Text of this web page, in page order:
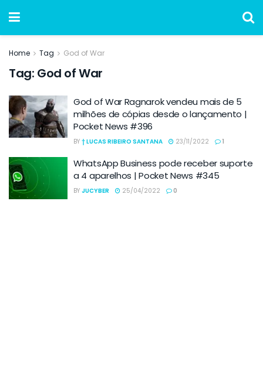
Home Tag God of War
Tag: God of War
God of War Ragnarok vendeu mais de 5
milhões de cópias desde o lançamento |
Pocket News #396
BY † LUCAS RIBEIRO SANTANA 23/11/2022 1
WhatsApp Business pode receber suporte
a 4 aparelhos | Pocket News #345
BY JUCYBER 25/04/2022 0